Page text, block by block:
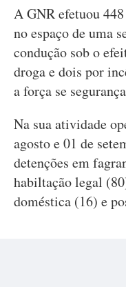
A GNR efetuou
no espaço de uma
condução sob o
droga e dois por
a força se
Na sua atividade
agosto e 01 de
detenções em
habiltação legal
doméstica (16) e